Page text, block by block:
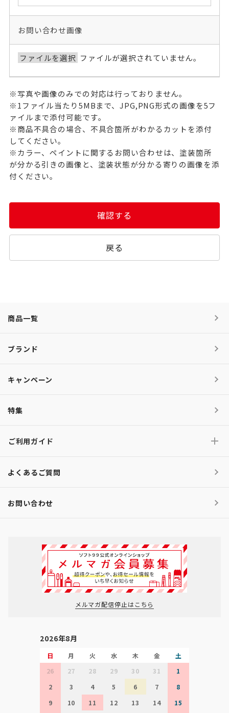
お問い合わせ画像
ファイルを選択 ファイルが選択されていません。
※写真や画像のみでの対応は行っておりません。
※1ファイル当たり5MBまで、JPG,PNG形式の画像を5フ
ァイルまで添付可能です。
※商品不具合の場合、不具合箇所がわかるカットを添付
してください。
※カラー、ペイントに関するお問い合わせは、塗装箇所
が分かる引きの画像と、塗装状態が分かる寄りの画像を添
付ください。
確認する
戻る
商品一覧
ブランド
キャンペーン
特集
ご利用ガイド
よくあるご質問
お問い合わせ
メルマガ配信停止はこちら
2026年8月
日 月 火 水 木 金
土
26
27 28 29 30 31
1
2
3 4 5 6 7
8
9
10 11 12 13 14 15